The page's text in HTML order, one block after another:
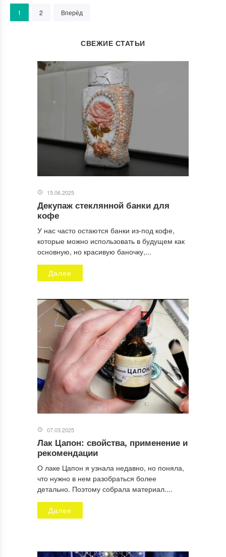
1 2 Вперёд
СВЕЖИЕ СТАТЬИ
15.06.2025
Декупаж стеклянной банки для
кофе
У нас часто остаются банки из-под кофе,
которые можно использовать в будущем как
основную, но красивую баночку,...
Далее
07.03.2025
Лак Цапон: свойства, применение и
рекомендации
О лаке Цапон я узнала недавно, но поняла,
что нужно в нем разобраться более
детально. Поэтому собрала материал....
Далее